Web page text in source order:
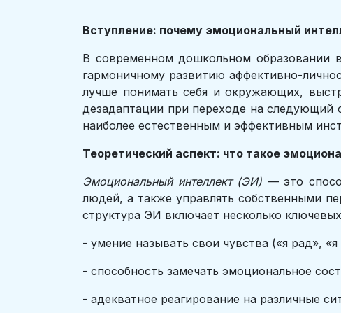
Вступление: почему эмоциональный
В современном дошкольном образовании
гармоничному развитию аффективно-
лучше понимать себя и окружающих,
дезадаптации при переходе на следующий
наиболее естественным и эффективным
Теоретический аспект: что такое
Эмоциональный интеллект (ЭИ) — это
людей, а также управлять собственными
структура ЭИ включает несколько
- умение называть свои чувства («я рад»,
- способность замечать эмоциональное
- адекватное реагирование на различные